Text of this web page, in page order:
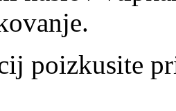
poizkusite